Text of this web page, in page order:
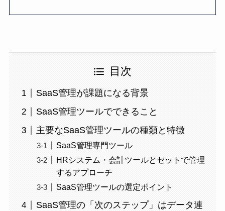
目次
SaaS管理が課題になる背景
SaaS管理ツールでできること
主要なSaaS管理ツールの種類と特徴
SaaS管理専門ツール
HRシステム・会計ツールとセットで管理
するアプローチ
SaaS管理ツールの選定ポイント
SaaS管理の「次のステップ」はデータ連